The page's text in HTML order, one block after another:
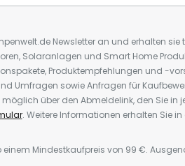
Newsletter an und erhalten
Solaranlagen und Smart Home
Produktempfehlungen und -
Umfragen sowie Anfragen für
über den Abmeldelink, den Sie in
. Weitere Informationen erhalten Sie in
einem Mindestkaufpreis von 99 €.